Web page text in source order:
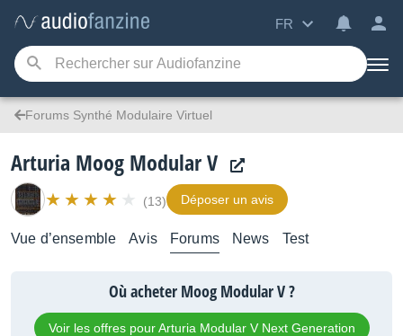
FR
Forums Synthé Modulaire Virtuel
Arturia Moog Modular V
(13) Déposer un avis
Vue d’ensemble Avis Forums News Test
Où acheter Moog Modular V ?
Voir les offres pour Arturia Modular V Next Generation